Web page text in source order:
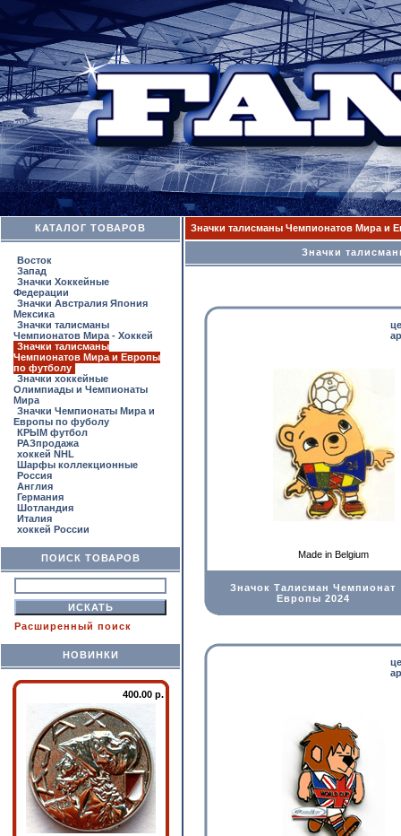
КАТАЛОГ ТОВАРОВ
Восток
Запад
Значки Хоккейные
Федерации
Значки Австралия Япония
Мексика
Значки талисманы
Чемпионатов Мира - Хоккей
Значки талисманы
Чемпионатов Мира и Европы
по футболу
Значки хоккейные
Олимпиады и Чемпионаты
Мира
Значки Чемпионаты Мира и
Европы по фуболу
КРЫМ футбол
РАЗпродажа
хоккей NHL
Шарфы коллекционные
Россия
Англия
Германия
Шотландия
Италия
хоккей России
ПОИСК ТОВАРОВ
Расширенный поиск
НОВИНКИ
400.00 р.
Значки талисманы Чемпионатов Мира и
Значки
Made in Belgium
Значок Талисман Чемпионат
Европы 2024